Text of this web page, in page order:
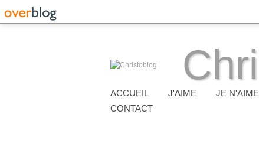
ACCUEIL J'AIME JE
CONTACT